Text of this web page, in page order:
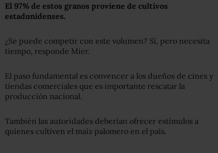
El 97% de estos granos proviene de cultivos
estadunidenses.
¿Se puede competir con este volumen? Sí, pero necesita
tiempo, responde Mier.
El paso fundamental es convencer a los dueños de cines y
tiendas comerciales que es importante rescatar la
producción nacional.
También las autoridades deberían ofrecer estímulos a
quienes cultiven el maíz palomero en el país.